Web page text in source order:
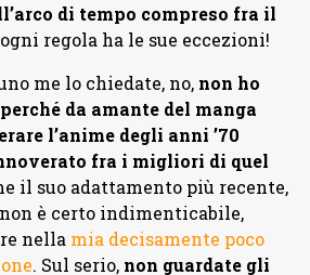
di tempo compreso fra il
regola ha le sue eccezioni!
me lo chiedate, no, non ho
da amante del manga
l’anime degli anni ’70
fra i migliori di quel
il suo adattamento più recente,
è certo indimenticabile,
nella mia decisamente poco
. Sul serio, non guardate gli